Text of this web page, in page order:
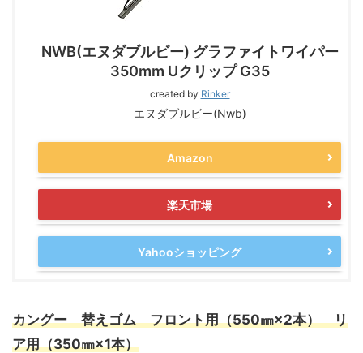
NWB(エヌダブルビー) グラファイトワイパー
350mm Uクリップ G35
created by Rinker
エヌダブルビー(Nwb)
Amazon
楽天市場
Yahooショッピング
カングー 替えゴム フロント用（550㎜×2本） リ
ア用（350㎜×1本）